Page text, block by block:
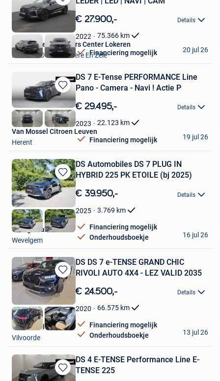
Bewaren
in
Favorieten
€ 27.900,- Details
2022 75.366 km
Financiering mogelijk
Van Mossel Used Cars Center Lokeren
Lokeren+Deel Overmere En Zele
20 jul 26
Bewaren
in
Mijn
Favorieten
DS 7 E-Tense PERFORMANCE Line
Pano - Camera - Navi ! Actie P
€ 29.495,- Details
2023 22.123 km
Financiering mogelijk
Van Mossel Citroen Leuven
Herent
19 jul 26
Bewaren
in
Mijn
Favorieten
DS Automobiles DS 7 PLUG IN
HYBRID 225 PK ETOILE (bj 2025)
€ 39.950,- Details
2025 3.769 km
Financiering mogelijk
Onderhoudsboekje
Garage Palermo
Wevelgem
16 jul 26
Bewaren
in
Mijn
Favorieten
DS DS 7 e-TENSE GRAND CHIC
RIVOLI AUTO 4X4 - LEZ VALID 2035
€ 24.500,- Details
2020 66.575 km
Financiering mogelijk
Onderhoudsboekje
Carrect Vilvoorde
Vilvoorde
13 jul 26
Bewaren
DS 4 E-TENSE Performance Line E-
TENSE 225